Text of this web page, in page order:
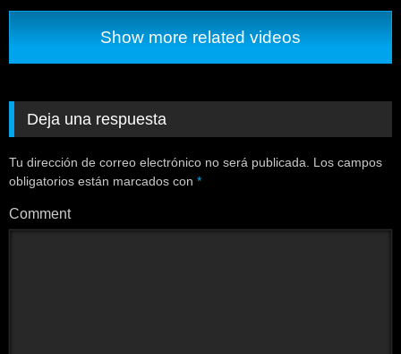
Show more related videos
Deja una respuesta
Tu dirección de correo electrónico no será publicada.
Los campos
obligatorios están marcados con *
Comment